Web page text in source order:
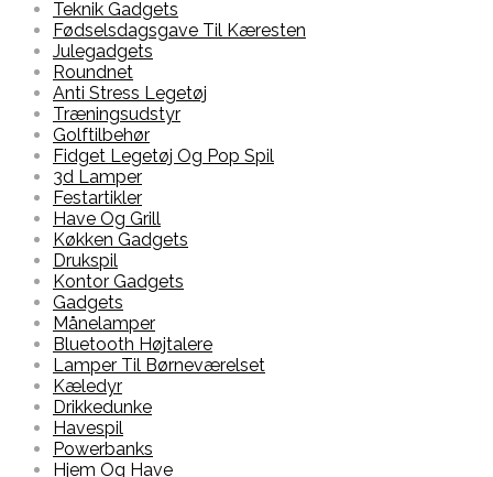
Teknik Gadgets
Fødselsdagsgave Til Kæresten
Julegadgets
Roundnet
Anti Stress Legetøj
Træningsudstyr
Golftilbehør
Fidget Legetøj Og Pop Spil
3d Lamper
Festartikler
Have Og Grill
Køkken Gadgets
Drukspil
Kontor Gadgets
Gadgets
Månelamper
Bluetooth Højtalere
Lamper Til Børneværelset
Kæledyr
Drikkedunke
Havespil
Powerbanks
Hjem Og Have